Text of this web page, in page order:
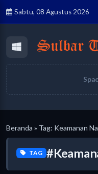
Sabtu, 08 Agustus 2026
Beranda » Tag: Keamanan
TAG